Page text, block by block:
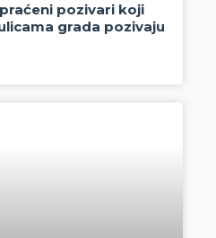
pozivari koji
grada pozivaju